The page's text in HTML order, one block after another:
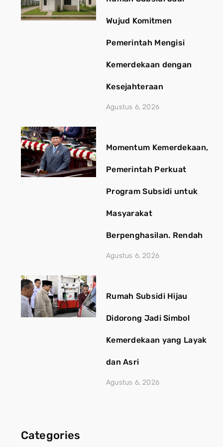
Wujud Komitmen
Pemerintah Mengisi
Kemerdekaan dengan
Kesejahteraan
Agustus 6, 2026
Momentum Kemerdekaan,
Pemerintah Perkuat
Program Subsidi untuk
Masyarakat
Berpenghasilan. Rendah
Agustus 6, 2026
Rumah Subsidi Hijau
Didorong Jadi Simbol
Kemerdekaan yang Layak
dan Asri
Agustus 6, 2026
Categories